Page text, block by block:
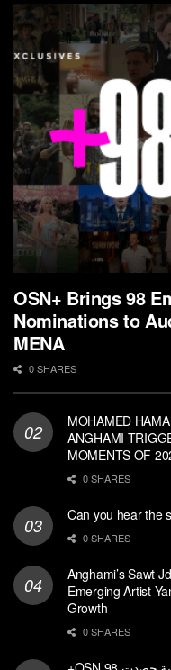
OSN+ Brings 98
Nominations to
MENA
0 SHARES
MOHAMED
ANGHAMI
MOMENTS OF
0 SHARES
Can you hear the
0 SHARES
Anghami’s Sawt
Emerging Artist
Growth
0 SHARES